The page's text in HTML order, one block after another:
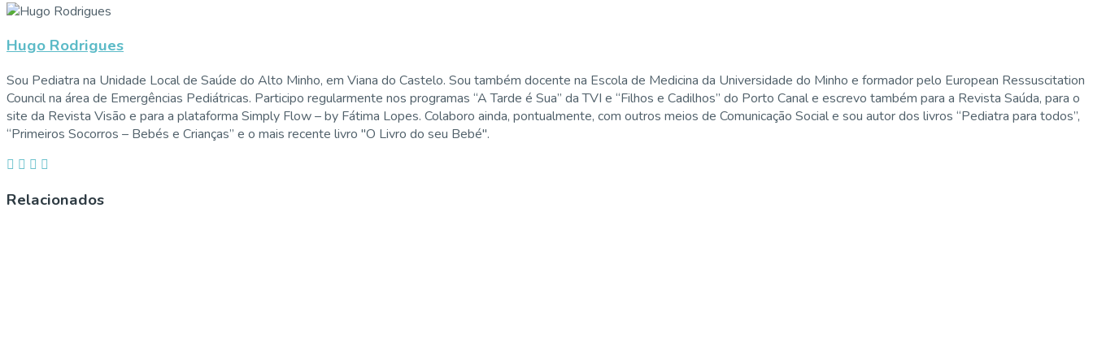
Hugo Rodrigues
Sou Pediatra na Unidade Local de Saúde do Alto Minho, em Viana do Castelo. Sou também docente na Escola de Medicina da Universidade do Minho e formador pelo European Ressuscitation
Council na área de Emergências Pediátricas. Participo regularmente nos programas “A Tarde é Sua” da TVI e “Filhos e Cadilhos” do Porto Canal e escrevo também para a Revista Saúda, para o
site da Revista Visão e para a plataforma Simply Flow – by Fátima Lopes. Colaboro ainda, pontualmente, com outros meios de Comunicação Social e sou autor dos livros “Pediatra para todos”,
“Primeiros Socorros – Bebés e Crianças” e o mais recente livro "O Livro do seu Bebé".
Relacionados